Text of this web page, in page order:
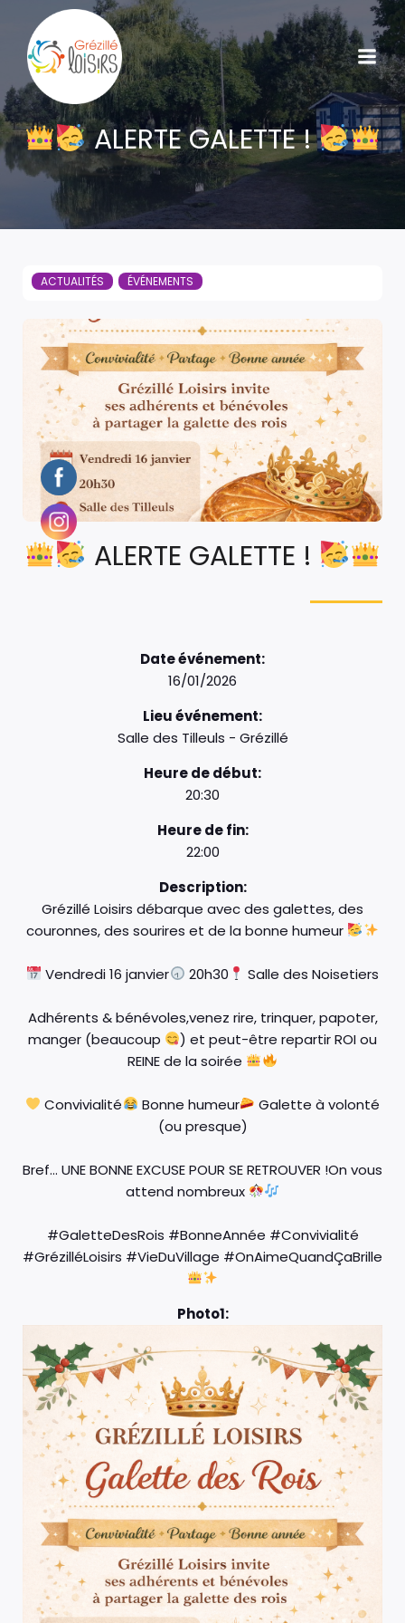
ALERTE GALETTE !
ACTUALITÉS ÉVÉNEMENTS
ALERTE GALETTE !
Date événement:
16/01/2026
Lieu événement:
Salle des Tilleuls - Grézillé
Heure de début:
20:30
Heure de fin:
22:00
Description:
Grézillé Loisirs débarque avec des galettes, des
couronnes, des sourires et de la bonne humeur
Vendredi 16 janvier 20h30 Salle des Noisetiers
Adhérents & bénévoles,venez rire, trinquer, papoter,
manger (beaucoup
) et peut-être repartir ROI ou
REINE de la soirée
Convivialité Bonne humeur
Galette à volonté
(ou presque)
Bref… UNE BONNE EXCUSE POUR SE RETROUVER !On vous
attend nombreux
#GaletteDesRois #BonneAnnée #Convivialité
#GrézilléLoisirs #VieDuVillage #OnAimeQuandÇaBrille
Photo1: